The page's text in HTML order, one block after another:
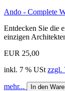
Ando - Complete
Entdecken Sie die
einzigen
EUR 25,00
inkl. 7 % USt zzgl.
mehr... In den